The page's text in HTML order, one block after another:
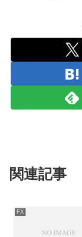
関連記事
FX